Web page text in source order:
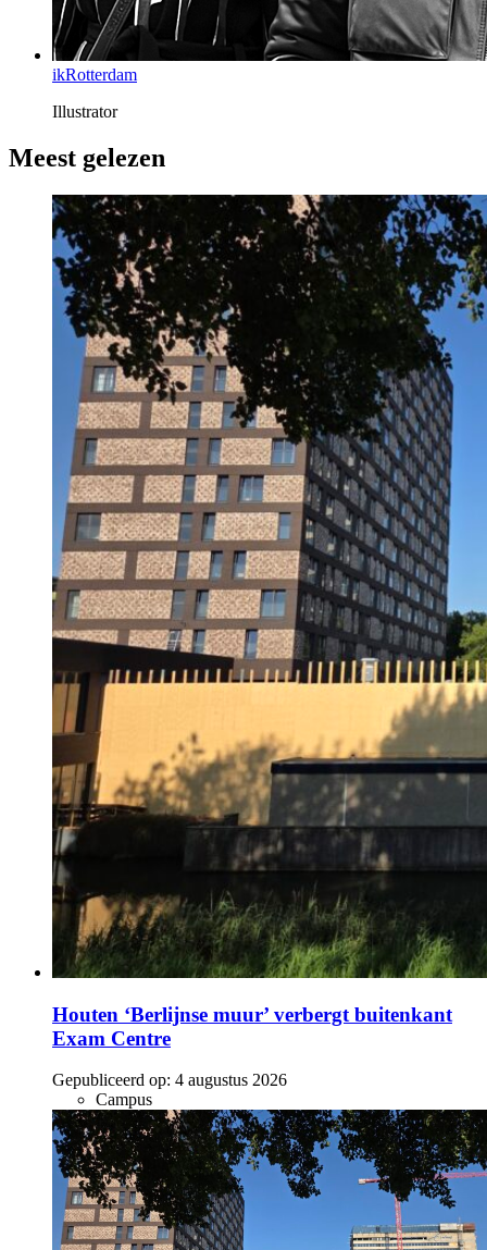
ikRotterdam
Illustrator
Meest gelezen
Houten ‘Berlijnse muur’ verbergt buitenkant
Exam Centre
Gepubliceerd op: 4 augustus 2026
Campus